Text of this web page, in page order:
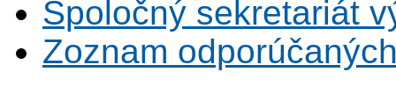
Spoločný sekretariát
Zoznam